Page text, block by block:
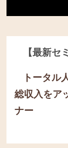
【最新セ
トータル
総収入をア
ナー